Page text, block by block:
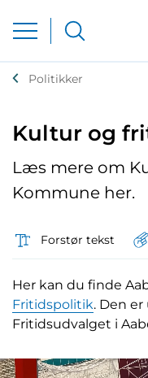
Politikker
Kultur og
Læs mere om
Kommune her.
Forstør tekst
Her kan du finde
Fritidspolitik. Den
Fritidsudvalget i